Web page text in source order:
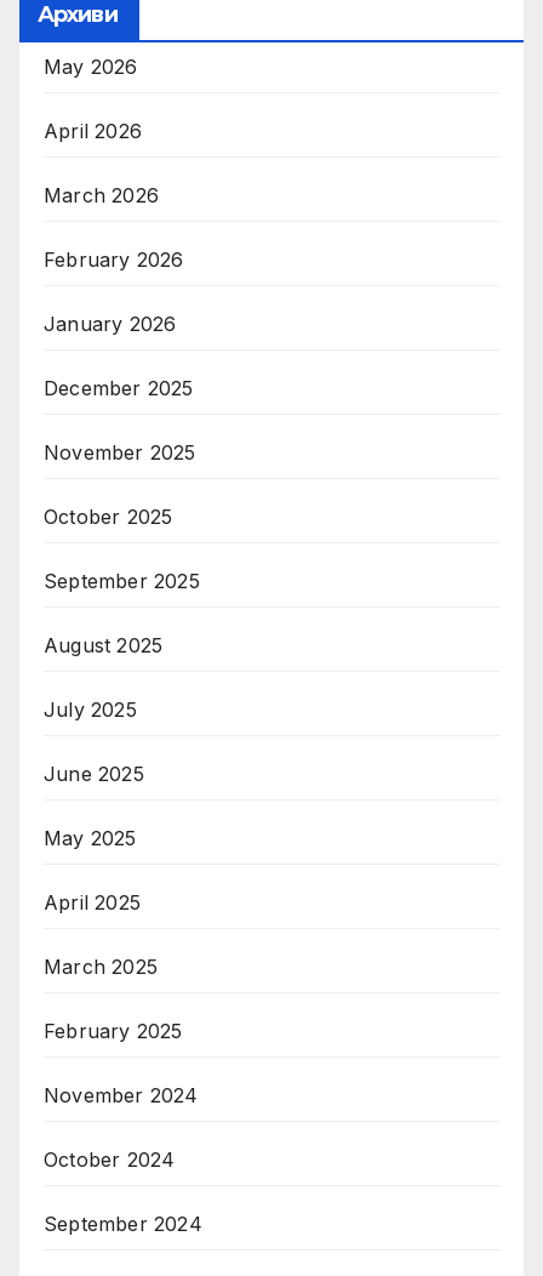
Архиви
May 2026
April 2026
March 2026
February 2026
January 2026
December 2025
November 2025
October 2025
September 2025
August 2025
July 2025
June 2025
May 2025
April 2025
March 2025
February 2025
November 2024
October 2024
September 2024